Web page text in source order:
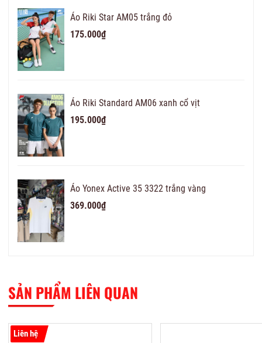
Áo Riki Star AM05 trắng đỏ
175.000₫
Áo Riki Standard AM06 xanh cổ vịt
195.000₫
Áo Yonex Active 35 3322 trắng vàng
369.000₫
SẢN PHẨM LIÊN QUAN
Liên hệ